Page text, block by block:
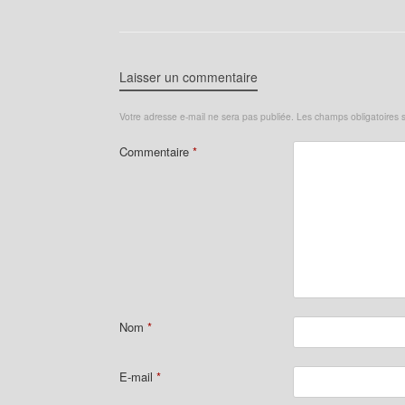
Laisser un commentaire
Votre adresse e-mail ne sera pas publiée. Les champs obligatoires
Commentaire *
Nom *
E-mail *